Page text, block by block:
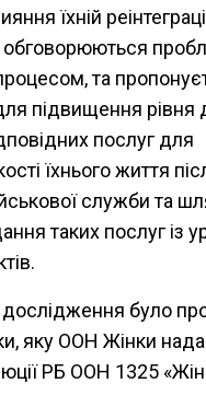
їхній
обговорюються
та
підвищення рівня
послуг для
їхнього життя
служби та
таких послуг із
дослідження було
яку ООН Жінки
РБ ООН 1325